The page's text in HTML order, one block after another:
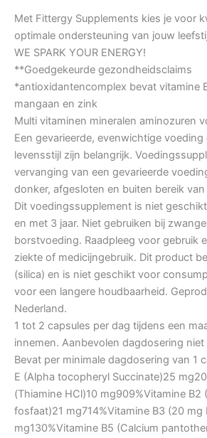
Met Fittergy Supplements kies je voor
optimale ondersteuning van jouw
WE SPARK YOUR ENERGY!
**Goedgekeurde gezondheidsclaims
*antioxidantencomplex bevat vitamine
mangaan en zink
Multi vitaminen mineralen aminozuren
Een gevarieerde, evenwichtige
levensstijl zijn belangrijk.
vervanging van een gevarieerde
donker, afgesloten en buiten bereik
Dit voedingssupplement is niet
en met 3 jaar. Niet gebruiken bij
borstvoeding. Raadpleeg voor gebruik
ziekte of medicijngebruik. Dit product
(silica) en is niet geschikt voor
voor een langere houdbaarheid.
Nederland.
1 tot 2 capsules per dag tijdens een
innemen. Aanbevolen dagdosering
Bevat per minimale dagdosering van 1
E (Alpha tocopheryl Succinate)25
(Thiamine HCl)10 mg909%Vitamine B2
fosfaat)21 mg714%Vitamine B3 (20 mg
mg130%Vitamine B5 (Calcium